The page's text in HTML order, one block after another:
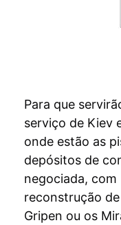
Para que
serviço de Kiev
onde estão as
depósitos de
negociada,
reconstrução
Gripen ou os